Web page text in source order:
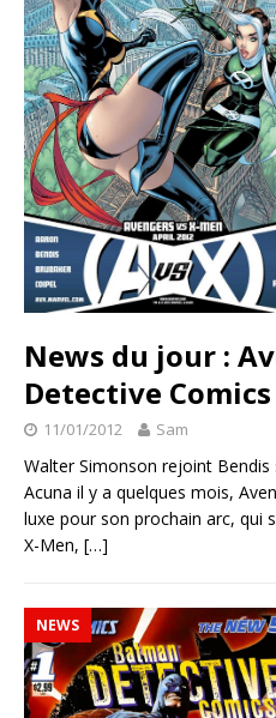
News du jour :
Detective Comics
11/01/2012 Sam
Walter Simonson rejoint Bendis
Acuna il y a quelques mois,
luxe pour son prochain arc, qui
X-Men, […]
NEWS